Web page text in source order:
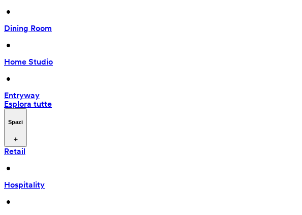
•
Dining Room
•
Home Studio
•
Entryway
Esplora tutte
Spazi
Retail
•
Hospitality
•